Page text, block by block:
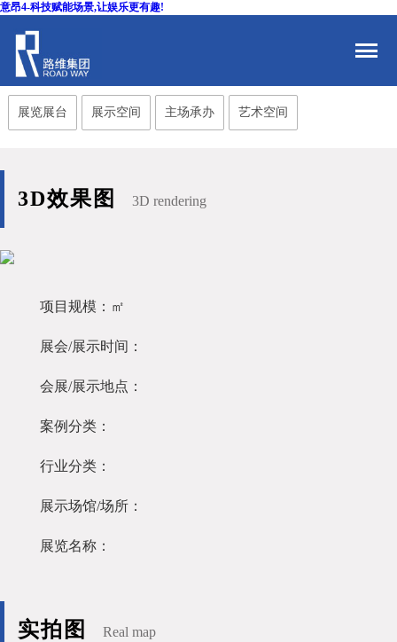
意昂4-科技赋能场景,让娱乐更有趣!
展览展台 展示空间 主场承办 艺术空间
3D效果图 3D rendering
项目规模：㎡
展会/展示时间：
会展/展示地点：
案例分类：
行业分类：
展示场馆/场所：
展览名称：
实拍图 Real map